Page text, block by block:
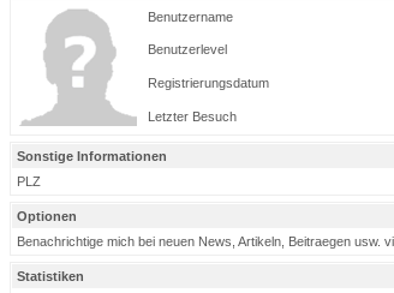
Benutzername
Benutzerlevel
Registrierungsdatum
Letzter Besuch
Sonstige Informationen
PLZ
Optionen
Benachrichtige mich bei neuen News, Artikeln, Beitraegen usw.
Statistiken